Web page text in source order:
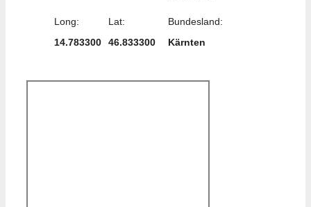
Long:
14.783300
Lat:
46.833300
Bundesland:
Kärnten